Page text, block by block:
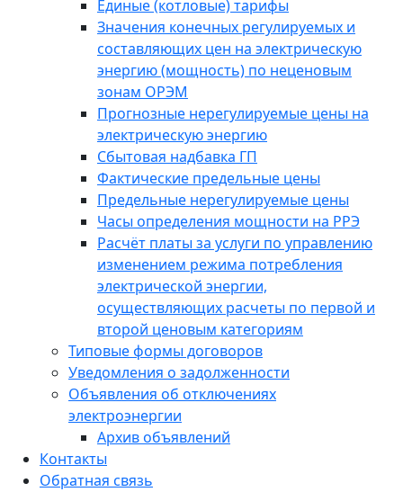
Единые (котловые) тарифы
Значения конечных регулируемых и
составляющих цен на электрическую
энергию (мощность) по неценовым
зонам ОРЭМ
Прогнозные нерегулируемые цены на
электрическую энергию
Сбытовая надбавка ГП
Фактические предельные цены
Предельные нерегулируемые цены
Часы определения мощности на РРЭ
Расчёт платы за услуги по управлению
изменением режима потребления
электрической энергии,
осуществляющих расчеты по первой и
второй ценовым категориям
Типовые формы договоров
Уведомления о задолженности
Объявления об отключениях
электроэнергии
Архив объявлений
Контакты
Обратная связь